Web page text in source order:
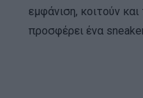
εμφάνιση, κοιτούν
προσφέρει ένα